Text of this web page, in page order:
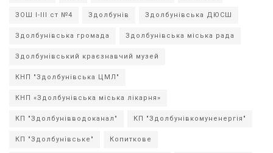
ЗОШ І-ІІІ ст №4 Здолбунів Здолбунівська ДЮСШ
Здолбунівська громада Здолбунівська міська рада
Здолбунівський краєзнавчий музей
КНП "Здолбунівська ЦМЛ"
КНП «Здолбунівська міська лікарня»
КП "Здолбунівводоканал" КП "Здолбунівкомуненергія"
КП "Здолбунівське" Копиткове